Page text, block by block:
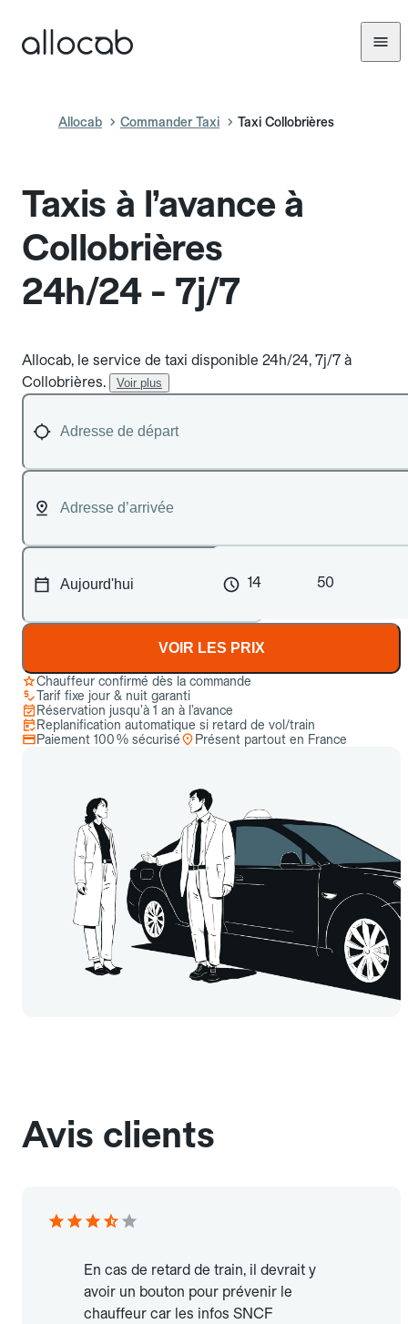
Allocab Commander Taxi Taxi Collobrières
Taxis à l’avance à
Collobrières
24h/24 - 7j/7
Allocab, le service de taxi disponible 24h/24, 7j/7 à
Collobrières.
Voir plus
14 50
VOIR LES PRIX
Chauffeur confirmé dès la commande
Tarif fixe jour & nuit garanti
Réservation jusqu’à 1 an à l’avance
Replanification automatique si retard de vol/train
Paiement 100 % sécurisé
Présent partout en France
Avis clients
En cas de retard de train, il devrait y
avoir un bouton pour prévenir le
chauffeur car les infos SNCF